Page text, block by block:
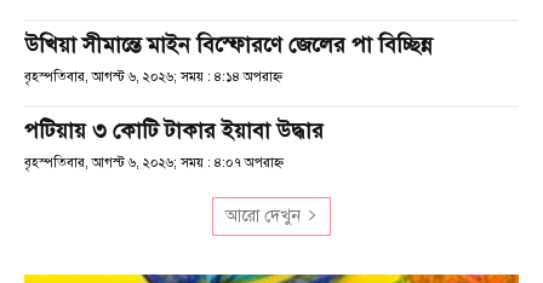
উখিয়া সীমান্তে মাইন বিস্ফোরণে জেলের পা বিচ্ছিন্ন
বৃহস্পতিবার, আগস্ট ৬, ২০২৬; সময় : ৪:১৪ অপরাহ্ণ
পটিয়ায় ৩ কোটি টাকার ইয়াবা উদ্ধার
বৃহস্পতিবার, আগস্ট ৬, ২০২৬; সময় : ৪:০৭ অপরাহ্ণ
আরো দেখুন